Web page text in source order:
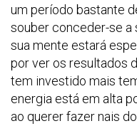
um período bastante
souber conceder-se a
sua mente estará
por ver os resultados
tem investido mais
energia está em alta
ao querer fazer nais